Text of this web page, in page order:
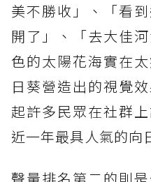
美不勝收」、「看
開了」、「去大佳
色的太陽花海實在
日葵營造出的視覺
起許多民眾在社群
近一年最具人氣的向